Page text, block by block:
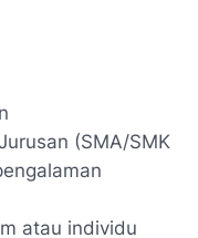
(SMA/SMK
atau individu